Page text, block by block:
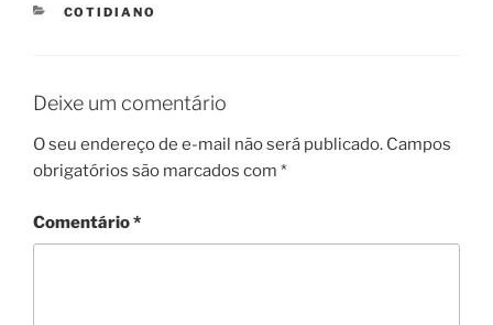
CATEGORIES
COTIDIANO
Deixe um comentário
O seu endereço de e-mail não será publicado. Campos
obrigatórios são marcados com *
Comentário*